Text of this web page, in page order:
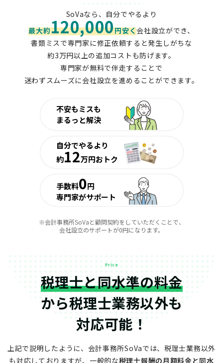
SoVaなら、自分でやるより
最大約120,000円安く会社設立ができ、
書類ミスで専門家に修正依頼すると発生しがちな
約3万円以上の追加コストも防げます。
専門家が無料で伴走することで
迷わずスムーズに会社設立を進めることができます。
不安もミスも
まるっと解決
自分でやるより
約12万円おトク
手数料0円
専門家がサポート
※会計事務所SoVaと顧問契約をしていただくことで、
会社設立のサポートが0円になります。
Price
税理士と同水準の料金
から税理士業務以外も
対応可能！
上記で説明したように、会計事務所SoVaでは、税理士業務以外
も対応しておりますが、 一般的な税理士報酬の月額料金と同水